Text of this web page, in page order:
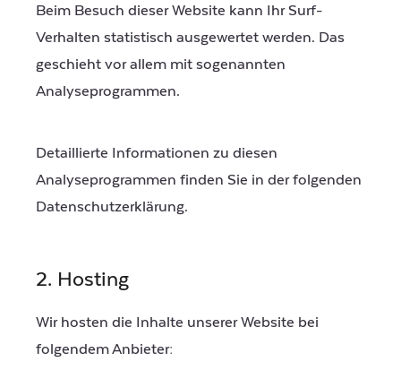
Beim Besuch dieser Website kann Ihr Surf-
Verhalten statistisch ausgewertet werden. Das
geschieht vor allem mit sogenannten
Analyseprogrammen.
Detaillierte Informationen zu diesen
Analyseprogrammen finden Sie in der folgenden
Datenschutzerklärung.
2. Hosting
Wir hosten die Inhalte unserer Website bei
folgendem Anbieter: